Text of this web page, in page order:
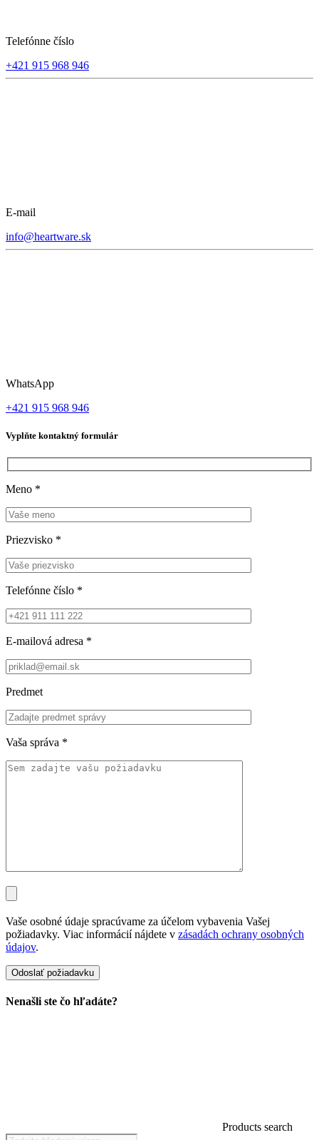
Telefónne číslo
+421 915 968 946
E-mail
info@heartware.sk
WhatsApp
+421 915 968 946
Vyplňte kontaktný formulár
Meno *
Priezvisko *
Telefónne číslo *
E-mailová adresa *
Predmet
Vaša správa *
Vaše osobné údaje spracúvame za účelom vybavenia Vašej
požiadavky. Viac informácií nájdete v zásadách ochrany osobných
údajov.
Nenašli ste čo hľadáte?
Products search